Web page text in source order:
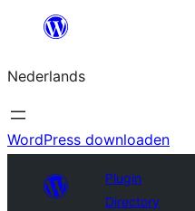
de
inhoud
Nederlands
WordPress downloaden
Plugin
Directory